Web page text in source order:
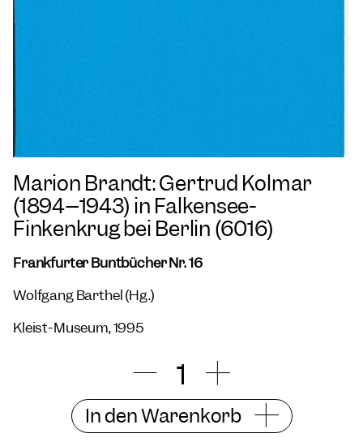
Marion Brandt: Gertrud Kolmar
(1894–1943) in Falkensee-
Finkenkrug bei Berlin (6016)
Frankfurter Buntbücher Nr. 16
Wolfgang Barthel (Hg.)
Kleist-Museum, 1995
In den Warenkorb